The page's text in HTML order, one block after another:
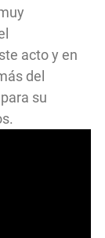
acto y en
del
su